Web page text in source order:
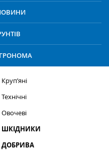
Круп’яні
Технічні
Овочеві
ШКІДНИКИ
ДОБРИВА